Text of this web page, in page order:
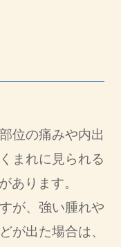
位の痛みや内出
まれに見られる
あります。
が、強い腫れや
が出た場合は、